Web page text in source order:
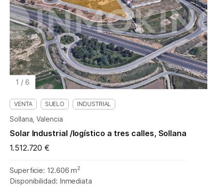
1 / 6
VENTA SUELO INDUSTRIAL
Sollana, Valencia
Solar Industrial /logístico a tres calles, Sollana
1.512.720 €
Superficie: 12.606 m2
Disponibilidad: Inmediata